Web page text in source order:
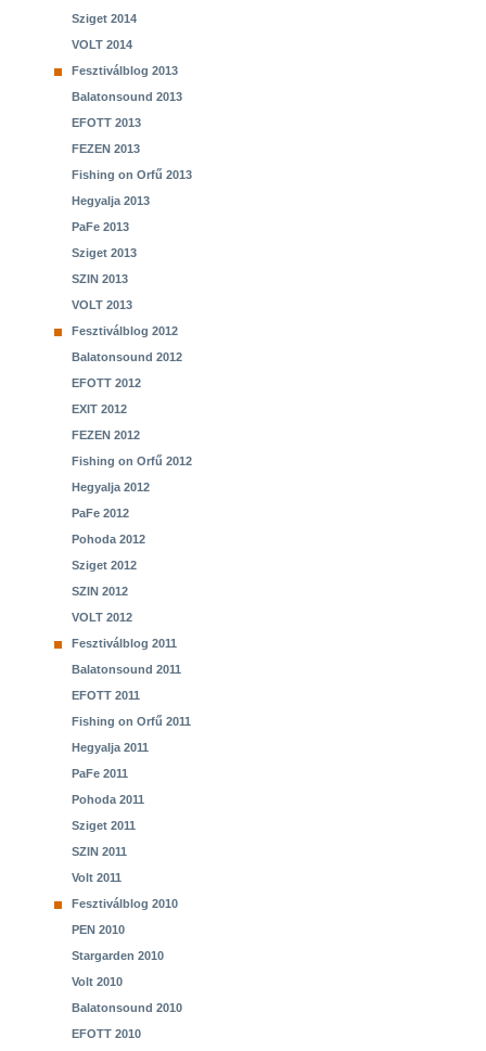
Sziget 2014
VOLT 2014
Fesztiválblog 2013
Balatonsound 2013
EFOTT 2013
FEZEN 2013
Fishing on Orfű 2013
Hegyalja 2013
PaFe 2013
Sziget 2013
SZIN 2013
VOLT 2013
Fesztiválblog 2012
Balatonsound 2012
EFOTT 2012
EXIT 2012
FEZEN 2012
Fishing on Orfű 2012
Hegyalja 2012
PaFe 2012
Pohoda 2012
Sziget 2012
SZIN 2012
VOLT 2012
Fesztiválblog 2011
Balatonsound 2011
EFOTT 2011
Fishing on Orfű 2011
Hegyalja 2011
PaFe 2011
Pohoda 2011
Sziget 2011
SZIN 2011
Volt 2011
Fesztiválblog 2010
PEN 2010
Stargarden 2010
Volt 2010
Balatonsound 2010
EFOTT 2010